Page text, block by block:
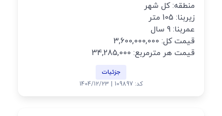
منطقه: کل شهر
زیربنا: 105 متر
عمربنا: 9 سال
قیمت کل: 3,600,000,000
قیمت هر مترمربع: 34,285,000
جزئیات
کد: 109897 | 1404/12/23